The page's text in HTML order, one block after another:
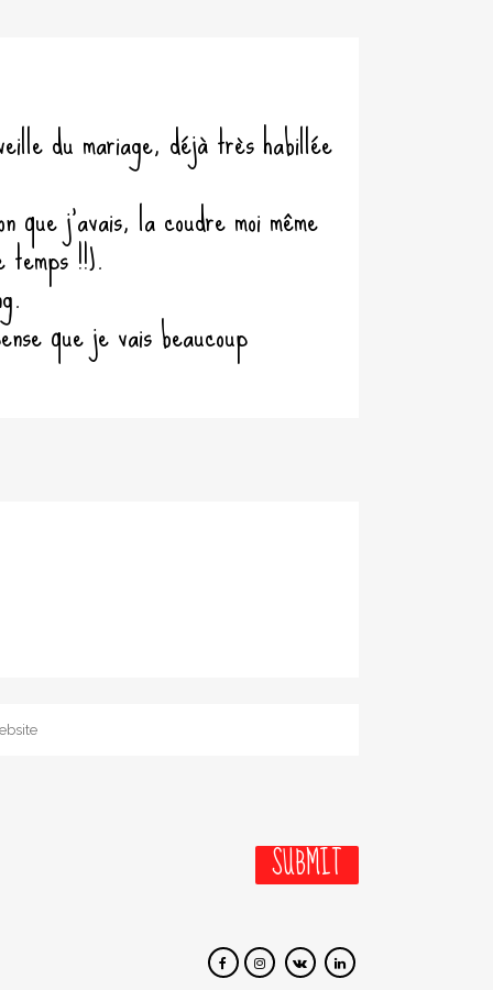
du mariage, déjà très habillée
j’avais, la coudre moi même
!!).
que je vais beaucoup